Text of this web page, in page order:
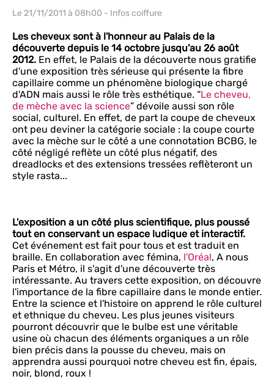
Le 21/11/2011 à 08h00 - Infos coiffure
Les cheveux sont à l'honneur au Palais de la
découverte depuis le 14 octobre jusqu'au 26 août
2012. En effet, le Palais de la découverte nous gratifie
d'une exposition très sérieuse qui présente la fibre
capillaire comme un phénomène biologique chargé
d'ADN mais aussi le rôle très esthétique. “Le cheveu,
de mèche avec la science” dévoile aussi son rôle
social, culturel. En effet, de part la coupe de cheveux
ont peu deviner la catégorie sociale : la coupe courte
avec la mèche sur le côté a une connotation BCBG, le
côté négligé reflète un côté plus négatif, des
dreadlocks et des extensions tressées reflèteront un
style rasta...
L'exposition a un côté plus scientifique, plus poussé
tout en conservant un espace ludique et interactif.
Cet événement est fait pour tous et est traduit en
braille. En collaboration avec fémina, l'Oréal, A nous
Paris et Métro, il s'agit d'une découverte très
intéressante. Au travers cette exposition, on découvre
l'importance de la fibre capillaire dans le monde entier.
Entre la science et l'histoire on apprend le rôle culturel
et ethnique du cheveu. Les plus jeunes visiteurs
pourront découvrir que le bulbe est une véritable
usine où chacun des éléments organiques a un rôle
bien précis dans la pousse du cheveu, mais on
apprendra aussi pourquoi notre cheveu est fin, épais,
noir, blond, roux !